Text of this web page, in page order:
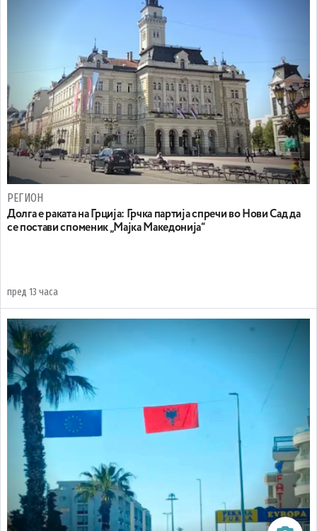
РЕГИОН
Долга е раката на Грција: Грчка партија спречи во Нови Сад да
се постави споменик „Мајка Македонија“
пред 13 часа